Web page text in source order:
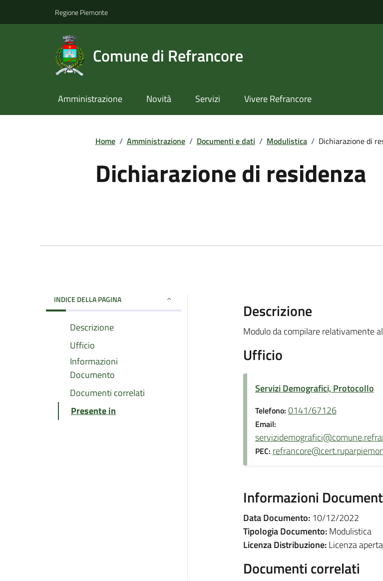
Regione Piemonte
Comune di Refrancore
Amministrazione Novità Servizi Vivere Refrancore
Home / Amministrazione / Documenti e dati / Modulistica / Dichiarazione di
Dichiarazione di residenza
INDICE DELLA PAGINA
Descrizione
Ufficio
Informazioni
Documento
Documenti correlati
Presente in
Descrizione
Modulo da compilare relativamente
Ufficio
Servizi Demografici, Protocollo
Telefono: 0141/67126
Email:
PEC:
Informazioni
Data Documento:10/12/2022
Tipologia Documento:Modulistica
Licenza Distribuzione:Licenza aperta
Documenti correlati